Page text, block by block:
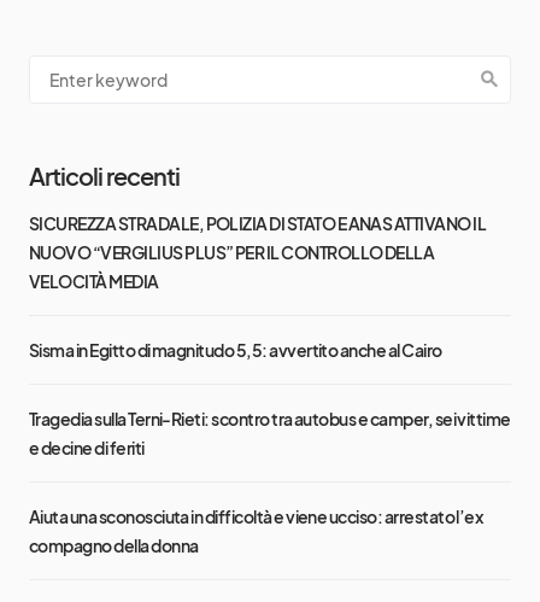
Articoli recenti
SICUREZZA STRADALE, POLIZIA DI STATO E ANAS ATTIVANO IL
NUOVO “VERGILIUS PLUS” PER IL CONTROLLO DELLA
VELOCITÀ MEDIA
Sisma in Egitto di magnitudo 5,5: avvertito anche al Cairo
Tragedia sulla Terni-Rieti: scontro tra autobus e camper, sei vittime
e decine di feriti
Aiuta una sconosciuta in difficoltà e viene ucciso: arrestato l’ex
compagno della donna